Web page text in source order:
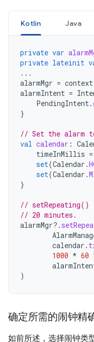
Kotlin Java
private var
private lateinit
...
alarmMgr = context
alarmIntent =
PendingIntent.
}
// Set the alarm
val calendar :
timeInMillis =
set(Calendar .
set(Calendar .
}
//
// 20 minutes.
alarmMgr?.
calendar .
1000 * 60
)
确定所需的闹钟精
如前所述，选择闹钟类